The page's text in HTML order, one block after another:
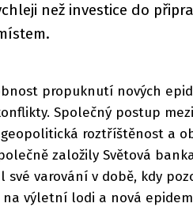
než investice do
propuknutí nových
Společný postup
roztříštěnost a
založily Světová
své varování v době, kdy
výletní lodi a nová